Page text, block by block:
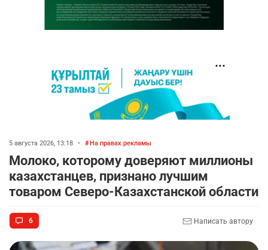
5 августа 2026, 13:18 • На правах рекламы
Молоко, которому доверяют миллионы
казахстанцев, признано лучшим
товаром Северо-Казахстанской области
6 Написать автору